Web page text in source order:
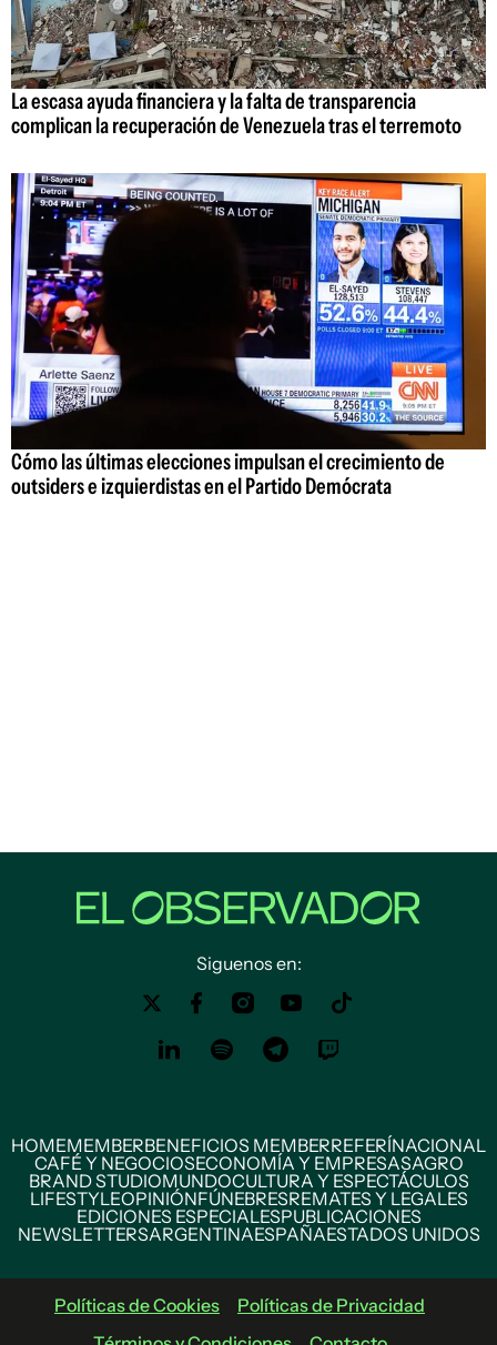
La escasa ayuda financiera y la falta de transparencia
complican la recuperación de Venezuela tras el terremoto
Cómo las últimas elecciones impulsan el crecimiento de
outsiders e izquierdistas en el Partido Demócrata
Siguenos en:
HOMEMEMBERBENEFICIOS MEMBERREFERÍNACIONAL
CAFÉ Y NEGOCIOSECONOMÍA Y EMPRESASAGRO
BRAND STUDIOMUNDOCULTURA Y ESPECTÁCULOS
LIFESTYLEOPINIÓNFÚNEBRESREMATES Y LEGALES
EDICIONES ESPECIALESPUBLICACIONES
NEWSLETTERSARGENTINAESPAÑAESTADOS UNIDOS
Políticas de Cookies
Políticas de Privacidad